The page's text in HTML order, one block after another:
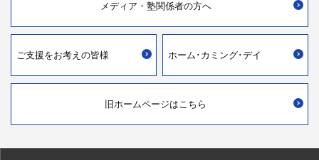
メディア・ 塾関係者の方へ
ご支援をお考えの皆様 ホーム･カミング･デイ
旧ホームページはこちら